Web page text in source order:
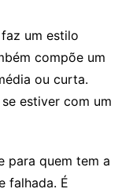
um estilo
compõe um
ou curta.
estiver com um
para quem tem a
falhada. É